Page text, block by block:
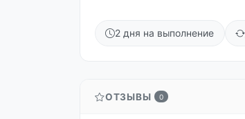
2 дня на выполнение
ОТЗЫВЫ 0